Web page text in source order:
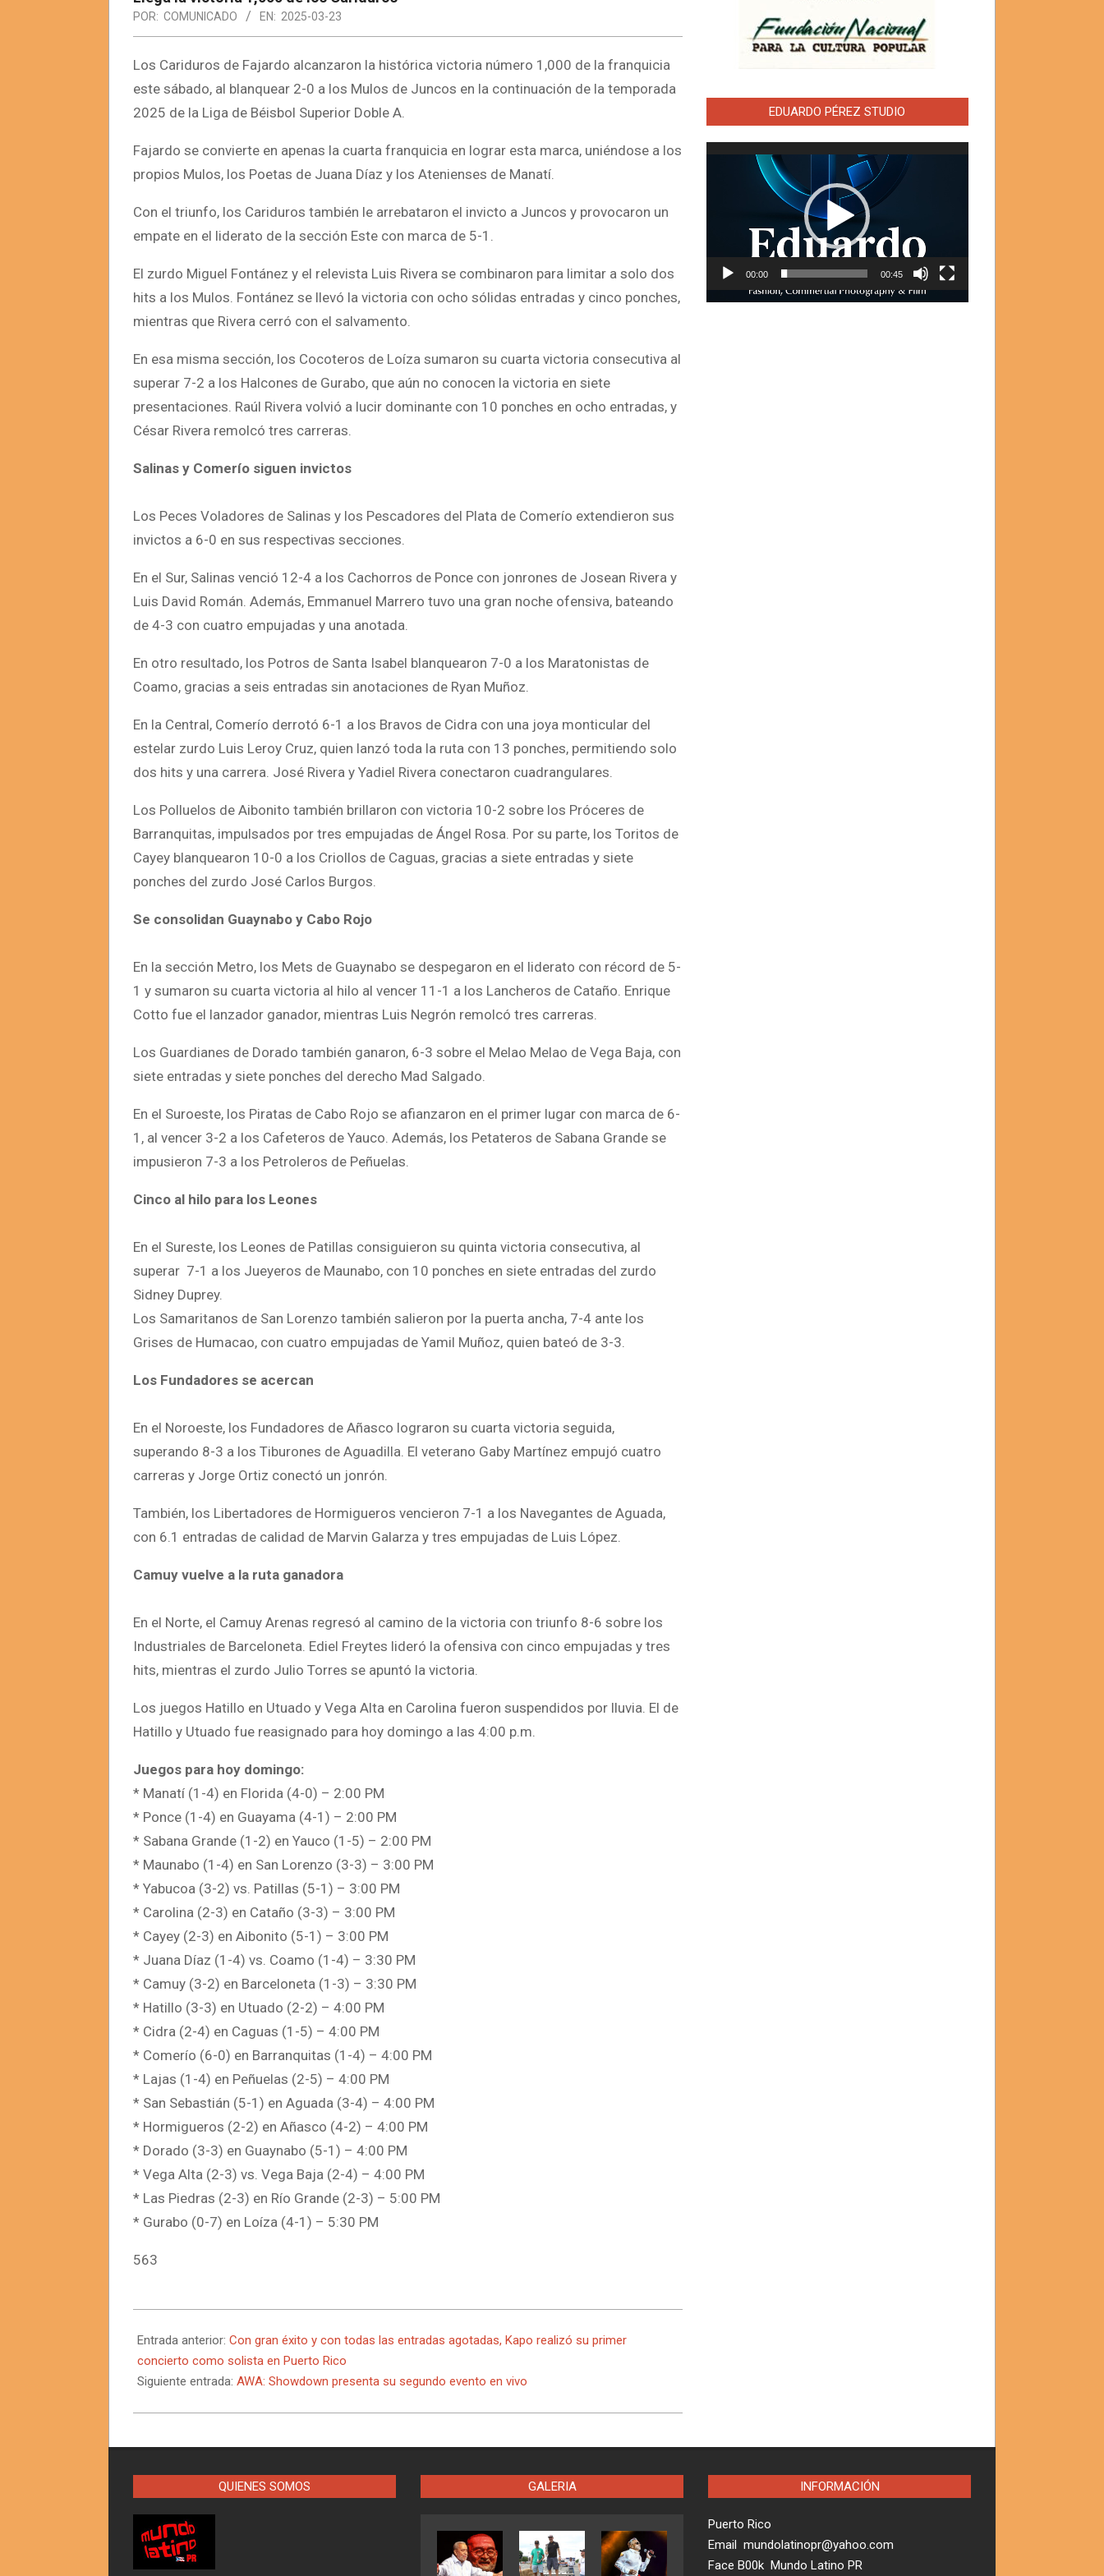
POR: COMUNICADO EN: 2025-03-23
Los Cariduros de Fajardo alcanzaron la histórica victoria número 1,000 de la franquicia
este sábado, al blanquear 2-0 a los Mulos de Juncos en la continuación de la temporada
2025 de la Liga de Béisbol Superior Doble A.
Fajardo se convierte en apenas la cuarta franquicia en lograr esta marca, uniéndose a los
propios Mulos, los Poetas de Juana Díaz y los Atenienses de Manatí.
Con el triunfo, los Cariduros también le arrebataron el invicto a Juncos y provocaron un
empate en el liderato de la sección Este con marca de 5-1.
El zurdo Miguel Fontánez y el relevista Luis Rivera se combinaron para limitar a solo dos
hits a los Mulos. Fontánez se llevó la victoria con ocho sólidas entradas y cinco ponches,
mientras que Rivera cerró con el salvamento.
En esa misma sección, los Cocoteros de Loíza sumaron su cuarta victoria consecutiva al
superar 7-2 a los Halcones de Gurabo, que aún no conocen la victoria en siete
presentaciones. Raúl Rivera volvió a lucir dominante con 10 ponches en ocho entradas, y
César Rivera remolcó tres carreras.
Salinas y Comerío siguen invictos
Los Peces Voladores de Salinas y los Pescadores del Plata de Comerío extendieron sus
invictos a 6-0 en sus respectivas secciones.
En el Sur, Salinas venció 12-4 a los Cachorros de Ponce con jonrones de Josean Rivera y
Luis David Román. Además, Emmanuel Marrero tuvo una gran noche ofensiva, bateando
de 4-3 con cuatro empujadas y una anotada.
En otro resultado, los Potros de Santa Isabel blanquearon 7-0 a los Maratonistas de
Coamo, gracias a seis entradas sin anotaciones de Ryan Muñoz.
En la Central, Comerío derrotó 6-1 a los Bravos de Cidra con una joya monticular del
estelar zurdo Luis Leroy Cruz, quien lanzó toda la ruta con 13 ponches, permitiendo solo
dos hits y una carrera. José Rivera y Yadiel Rivera conectaron cuadrangulares.
Los Polluelos de Aibonito también brillaron con victoria 10-2 sobre los Próceres de
Barranquitas, impulsados por tres empujadas de Ángel Rosa. Por su parte, los Toritos de
Cayey blanquearon 10-0 a los Criollos de Caguas, gracias a siete entradas y siete
ponches del zurdo José Carlos Burgos.
Se consolidan Guaynabo y Cabo Rojo
En la sección Metro, los Mets de Guaynabo se despegaron en el liderato con récord de 5-
1 y sumaron su cuarta victoria al hilo al vencer 11-1 a los Lancheros de Cataño. Enrique
Cotto fue el lanzador ganador, mientras Luis Negrón remolcó tres carreras.
Los Guardianes de Dorado también ganaron, 6-3 sobre el Melao Melao de Vega Baja, con
siete entradas y siete ponches del derecho Mad Salgado.
En el Suroeste, los Piratas de Cabo Rojo se afianzaron en el primer lugar con marca de 6-
1, al vencer 3-2 a los Cafeteros de Yauco. Además, los Petateros de Sabana Grande se
impusieron 7-3 a los Petroleros de Peñuelas.
Cinco al hilo para los Leones
En el Sureste, los Leones de Patillas consiguieron su quinta victoria consecutiva, al
superar 7-1 a los Jueyeros de Maunabo, con 10 ponches en siete entradas del zurdo
Sidney Duprey.
Los Samaritanos de San Lorenzo también salieron por la puerta ancha, 7-4 ante los
Grises de Humacao, con cuatro empujadas de Yamil Muñoz, quien bateó de 3-3.
Los Fundadores se acercan
En el Noroeste, los Fundadores de Añasco lograron su cuarta victoria seguida,
superando 8-3 a los Tiburones de Aguadilla. El veterano Gaby Martínez empujó cuatro
carreras y Jorge Ortiz conectó un jonrón.
También, los Libertadores de Hormigueros vencieron 7-1 a los Navegantes de Aguada,
con 6.1 entradas de calidad de Marvin Galarza y tres empujadas de Luis López.
Camuy vuelve a la ruta ganadora
En el Norte, el Camuy Arenas regresó al camino de la victoria con triunfo 8-6 sobre los
Industriales de Barceloneta. Ediel Freytes lideró la ofensiva con cinco empujadas y tres
hits, mientras el zurdo Julio Torres se apuntó la victoria.
Los juegos Hatillo en Utuado y Vega Alta en Carolina fueron suspendidos por lluvia. El de
Hatillo y Utuado fue reasignado para hoy domingo a las 4:00 p.m.
Juegos para hoy domingo:
* Manatí (1-4) en Florida (4-0) – 2:00 PM
* Ponce (1-4) en Guayama (4-1) – 2:00 PM
* Sabana Grande (1-2) en Yauco (1-5) – 2:00 PM
* Maunabo (1-4) en San Lorenzo (3-3) – 3:00 PM
* Yabucoa (3-2) vs. Patillas (5-1) – 3:00 PM
* Carolina (2-3) en Cataño (3-3) – 3:00 PM
* Cayey (2-3) en Aibonito (5-1) – 3:00 PM
* Juana Díaz (1-4) vs. Coamo (1-4) – 3:30 PM
* Camuy (3-2) en Barceloneta (1-3) – 3:30 PM
* Hatillo (3-3) en Utuado (2-2) – 4:00 PM
* Cidra (2-4) en Caguas (1-5) – 4:00 PM
* Comerío (6-0) en Barranquitas (1-4) – 4:00 PM
* Lajas (1-4) en Peñuelas (2-5) – 4:00 PM
* San Sebastián (5-1) en Aguada (3-4) – 4:00 PM
* Hormigueros (2-2) en Añasco (4-2) – 4:00 PM
* Dorado (3-3) en Guaynabo (5-1) – 4:00 PM
* Vega Alta (2-3) vs. Vega Baja (2-4) – 4:00 PM
* Las Piedras (2-3) en Río Grande (2-3) – 5:00 PM
* Gurabo (0-7) en Loíza (4-1) – 5:30 PM
563
03-
23
Entrada anterior: Con gran éxito y con todas las entradas agotadas, Kapo realizó su primer
concierto como solista en Puerto Rico
Siguiente entrada: AWA: Showdown presenta su segundo evento en vivo
EDUARDO PÉREZ STUDIO
Reproductor
00:00 00:45
QUIENES SOMOS GALERIA INFORMACIÓN
Puerto Rico
Email mundolatinopr@yahoo.com
Face B00k Mundo Latino PR